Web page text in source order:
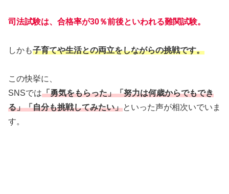
司法試験は、合格率が30％前後といわれる難関試験。
しかも子育てや生活との両立をしながらの挑戦です。
この快挙に、
SNSでは「勇気をもらった」「努力は何歳からでもでき
る」「自分も挑戦してみたい」といった声が相次いでいま
す。